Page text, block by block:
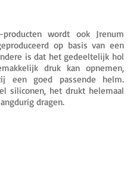
wordt ook Jrenum
op basis van een
is dat het gedeeltelijk hol
druk kan opnemen,
een goed passende helm.
siliconen, het drukt helemaal
dragen.